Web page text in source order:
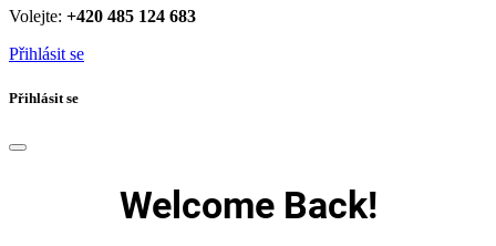
Volejte: +420 485 124 683
Přihlásit se
Přihlásit se
Welcome Back!